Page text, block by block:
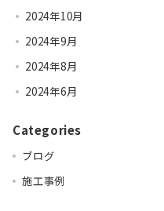
2024年10月
2024年9月
2024年8月
2024年6月
Categories
ブログ
施工事例